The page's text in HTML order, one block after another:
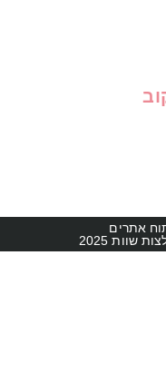
אתרים
שוות 2025